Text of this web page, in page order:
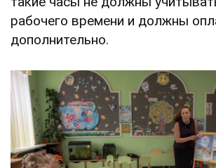
рабочего времени и должны
дополнительно.